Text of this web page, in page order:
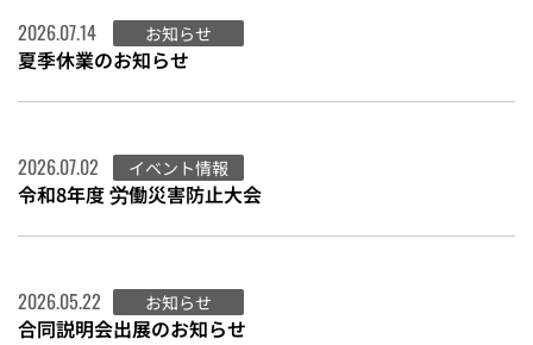
2026.07.14 お知らせ
夏季休業のお知らせ
2026.07.02 イベント情報
令和8年度 労働災害防止大会
2026.05.22 お知らせ
合同説明会出展のお知らせ